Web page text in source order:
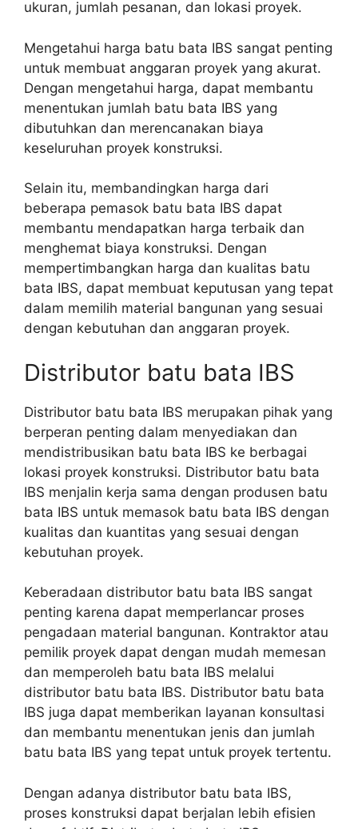
ukuran, jumlah pesanan, dan lokasi proyek.
Mengetahui harga batu bata IBS sangat penting
untuk membuat anggaran proyek yang akurat.
Dengan mengetahui harga, dapat membantu
menentukan jumlah batu bata IBS yang
dibutuhkan dan merencanakan biaya
keseluruhan proyek konstruksi.
Selain itu, membandingkan harga dari
beberapa pemasok batu bata IBS dapat
membantu mendapatkan harga terbaik dan
menghemat biaya konstruksi. Dengan
mempertimbangkan harga dan kualitas batu
bata IBS, dapat membuat keputusan yang tepat
dalam memilih material bangunan yang sesuai
dengan kebutuhan dan anggaran proyek.
Distributor batu bata IBS
Distributor batu bata IBS merupakan pihak yang
berperan penting dalam menyediakan dan
mendistribusikan batu bata IBS ke berbagai
lokasi proyek konstruksi. Distributor batu bata
IBS menjalin kerja sama dengan produsen batu
bata IBS untuk memasok batu bata IBS dengan
kualitas dan kuantitas yang sesuai dengan
kebutuhan proyek.
Keberadaan distributor batu bata IBS sangat
penting karena dapat memperlancar proses
pengadaan material bangunan. Kontraktor atau
pemilik proyek dapat dengan mudah memesan
dan memperoleh batu bata IBS melalui
distributor batu bata IBS. Distributor batu bata
IBS juga dapat memberikan layanan konsultasi
dan membantu menentukan jenis dan jumlah
batu bata IBS yang tepat untuk proyek tertentu.
Dengan adanya distributor batu bata IBS,
proses konstruksi dapat berjalan lebih efisien